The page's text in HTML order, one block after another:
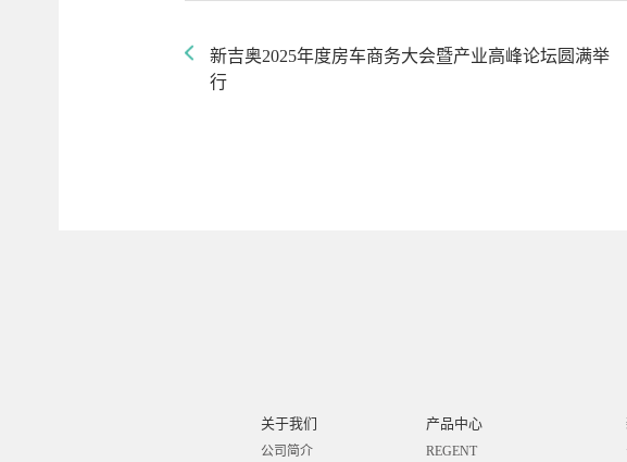
新吉奥2025年度房车商务大会暨产业高峰论坛圆满举
行
关于我们
公司简介
产品中心
REGENT